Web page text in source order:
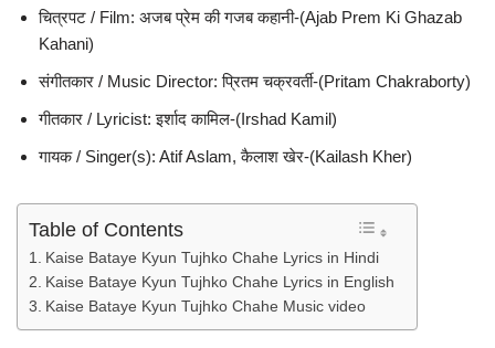
चित्रपट / Film: अजब प्रेम की गजब कहानी-(Ajab Prem Ki Ghazab
Kahani)
संगीतकार / Music Director: प्रितम चक्रवर्ती-(Pritam Chakraborty)
गीतकार / Lyricist: इर्शाद कामिल-(Irshad Kamil)
गायक / Singer(s): Atif Aslam, कैलाश खेर-(Kailash Kher)
Table of Contents
Kaise Bataye Kyun Tujhko Chahe Lyrics in Hindi
Kaise Bataye Kyun Tujhko Chahe Lyrics in English
Kaise Bataye Kyun Tujhko Chahe Music video